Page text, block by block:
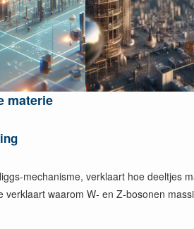
materie
mechanisme, verklaart hoe
waarom W- en Z-bosonen